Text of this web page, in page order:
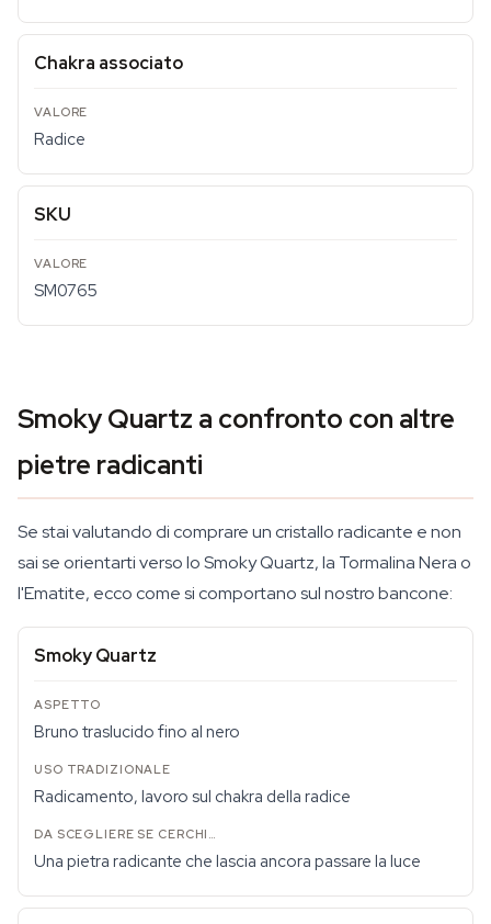
Chakra associato
Radice
SKU
SM0765
Smoky Quartz a confronto con altre
pietre radicanti
Se stai valutando di comprare un cristallo radicante e non
sai se orientarti verso lo Smoky Quartz, la Tormalina Nera o
l'Ematite, ecco come si comportano sul nostro bancone:
Smoky Quartz
Bruno traslucido fino al nero
Radicamento, lavoro sul chakra della radice
Una pietra radicante che lascia ancora passare la luce